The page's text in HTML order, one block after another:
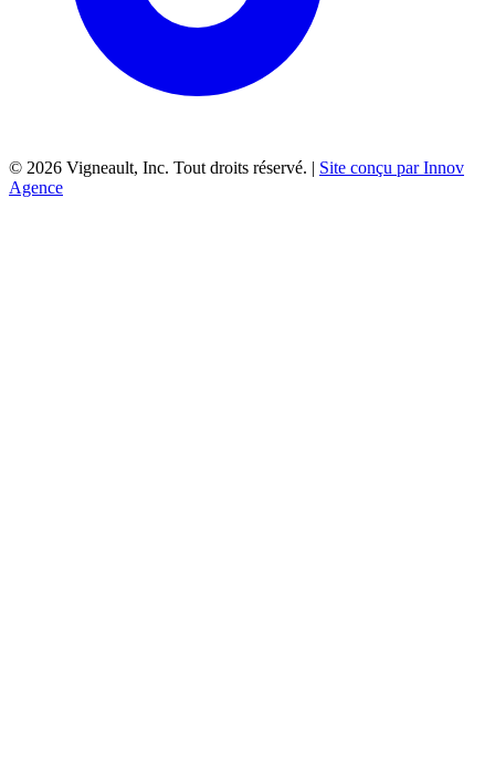
© 2026 Vigneault, Inc. Tout droits réservé. | Site conçu par Innov
Agence